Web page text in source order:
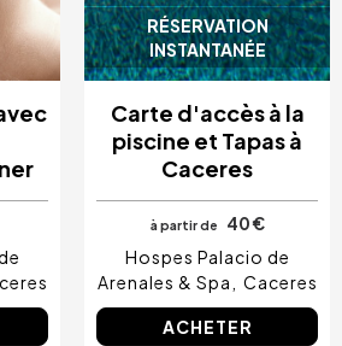
RÉSERVATION
INSTANTANÉE
Carte d'accès à la
piscine et Tapas à
Caceres
à partir de
40 €
Hospes Palacio de
Arenales & Spa
Caceres
ACHETER